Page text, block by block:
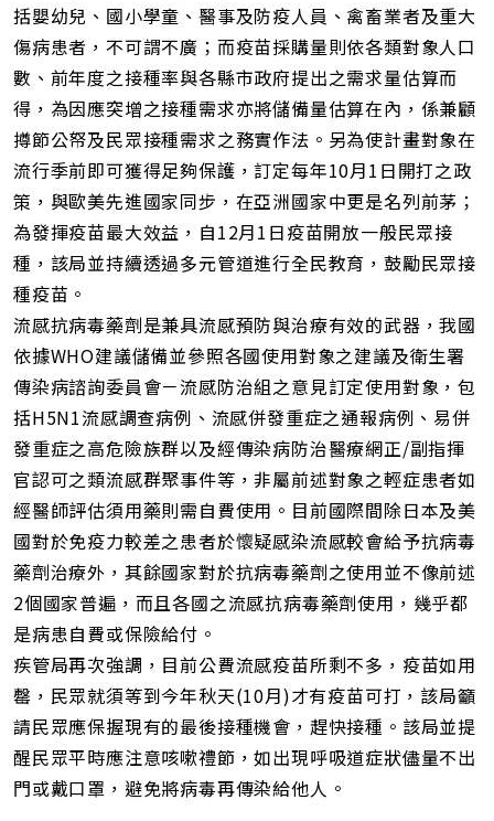
括嬰幼兒、國小學童、醫事及防疫人員、禽畜業者及重大
傷病患者，不可謂不廣；而疫苗採購量則依各類對象人口
數、前年度之接種率與各縣市政府提出之需求量估算而
得，為因應突增之接種需求亦將儲備量估算在內，係兼顧
撙節公帑及民眾接種需求之務實作法。另為使計畫對象在
流行季前即可獲得足夠保護，訂定每年10月1日開打之政
策，與歐美先進國家同步，在亞洲國家中更是名列前茅；
為發揮疫苗最大效益，自12月1日疫苗開放一般民眾接
種，該局並持續透過多元管道進行全民教育，鼓勵民眾接
種疫苗。
流感抗病毒藥劑是兼具流感預防與治療有效的武器，我國
依據WHO建議儲備並參照各國使用對象之建議及衛生署
傳染病諮詢委員會－流感防治組之意見訂定使用對象，包
括H5N1流感調查病例、流感併發重症之通報病例、易併
發重症之高危險族群以及經傳染病防治醫療網正/副指揮
官認可之類流感群聚事件等，非屬前述對象之輕症患者如
經醫師評估須用藥則需自費使用。目前國際間除日本及美
國對於免疫力較差之患者於懷疑感染流感較會給予抗病毒
藥劑治療外，其餘國家對於抗病毒藥劑之使用並不像前述
2個國家普遍，而且各國之流感抗病毒藥劑使用，幾乎都
是病患自費或保險給付。
疾管局再次強調，目前公費流感疫苗所剩不多，疫苗如用
罄，民眾就須等到今年秋天(10月)才有疫苗可打，該局籲
請民眾應保握現有的最後接種機會，趕快接種。該局並提
醒民眾平時應注意咳嗽禮節，如出現呼吸道症狀儘量不出
門或戴口罩，避免將病毒再傳染給他人。